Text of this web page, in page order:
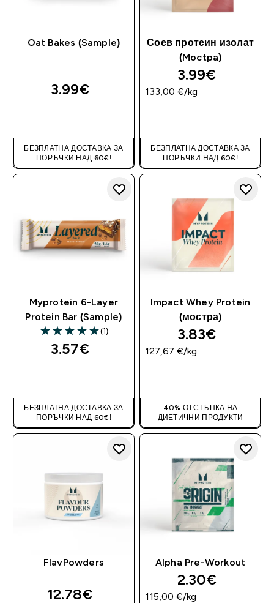
Oat Bakes (Sample)
3.99€‎
БЕЗПЛАТНА ДОСТАВКА ЗА
ПОРЪЧКИ НАД 60€!
Соев протеин изолат
(Moctpa)
3.99€‎
133,00 €‎/kg
БЕЗПЛАТНА ДОСТАВКА ЗА
ПОРЪЧКИ НАД 60€!
Myprotein 6-Layer
Protein Bar (Sample)
5 out of 5 stars
(1)
3.57€‎
БЕЗПЛАТНА ДОСТАВКА ЗА
ПОРЪЧКИ НАД 60€!
Impact Whey Protein
(мостра)
3.83€‎
127,67 €‎/kg
40% ОТСТЪПКА НА
ДИЕТИЧНИ ПРОДУКТИ
FlavPowders
12.78€‎
Alpha Pre-Workout
2.30€‎
115,00 €‎/kg